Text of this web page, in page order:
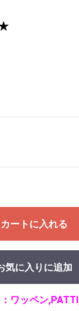
カートに入れる
気に入りに追加
ワッペン